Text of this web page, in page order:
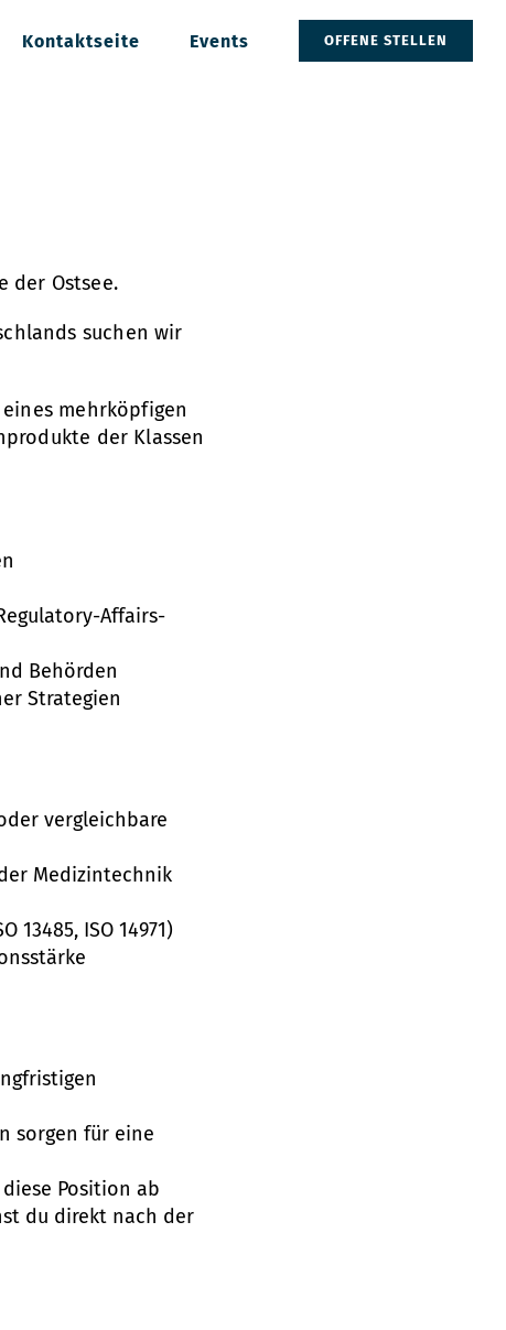
Kontaktseite Events OFFENE STELLEN
der Ostsee.
suchen wir
mehrköpfigen
der Klassen
Affairs-
Behörden
Strategien
vergleichbare
Medizintechnik
ISO 14971)
sorgen für eine
Position ab
du direkt nach der